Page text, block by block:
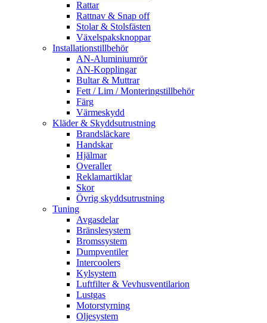
Rattar
Rattnav & Snap off
Stolar & Stolsfästen
Växelspaksknoppar
Installationstillbehör
AN-Aluminiumrör
AN-Kopplingar
Bultar & Muttrar
Fett / Lim / Monteringstillbehör
Färg
Värmeskydd
Kläder & Skyddsutrustning
Brandsläckare
Handskar
Hjälmar
Overaller
Reklamartiklar
Skor
Övrig skyddsutrustning
Tuning
Avgasdelar
Bränslesystem
Bromssystem
Dumpventiler
Intercoolers
Kylsystem
Luftfilter & Vevhusventilarion
Lustgas
Motorstyrning
Oljesystem